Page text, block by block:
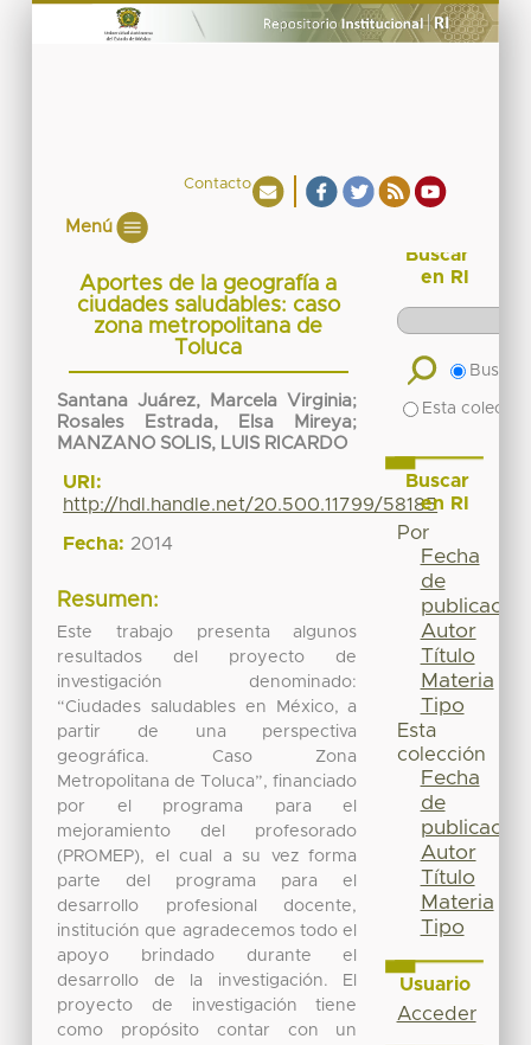
Contacto
Menú
Aportes de la geografía a
ciudades saludables: caso
zona metropolitana de
Toluca
Santana Juárez, Marcela Virginia;
Rosales Estrada, Elsa Mireya;
MANZANO SOLIS, LUIS RICARDO
URI:
http://hdl.handle.net/20.500.11799/58185
Fecha: 2014
Resumen:
Este trabajo presenta algunos
resultados del proyecto de
investigación denominado:
“Ciudades saludables en México, a
partir de una perspectiva
geográfica. Caso Zona
Metropolitana de Toluca”, financiado
por el programa para el
mejoramiento del profesorado
(PROMEP), el cual a su vez forma
parte del programa para el
desarrollo profesional docente,
institución que agradecemos todo el
apoyo brindado durante el
desarrollo de la investigación. El
proyecto de investigación tiene
como propósito contar con un
Buscar
en RI
Buscar
Esta
Buscar
en RI
Por
Fecha
de
publicación
Autor
Título
Materia
Tipo
Esta
colección
Fecha
de
publicación
Autor
Título
Materia
Tipo
Usuario
Acceder